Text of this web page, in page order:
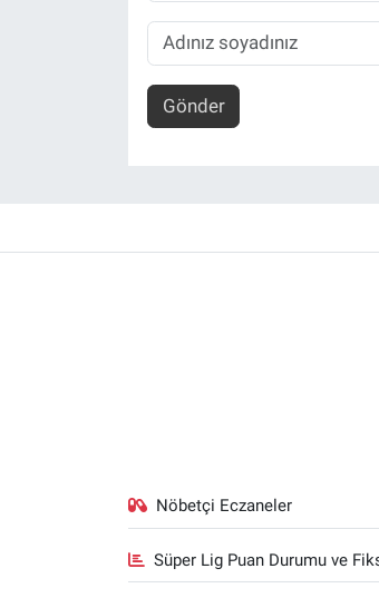
Gönder
Nöbetçi Eczaneler
Süper Lig Puan Durumu ve